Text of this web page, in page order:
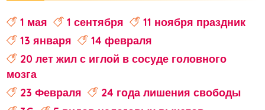
1 мая 1 сентября
11 ноября праздник
13 января
14 февраля
20 лет жил с иглой в сосуде головного
мозга
23 Февраля
24 года лишения свободы